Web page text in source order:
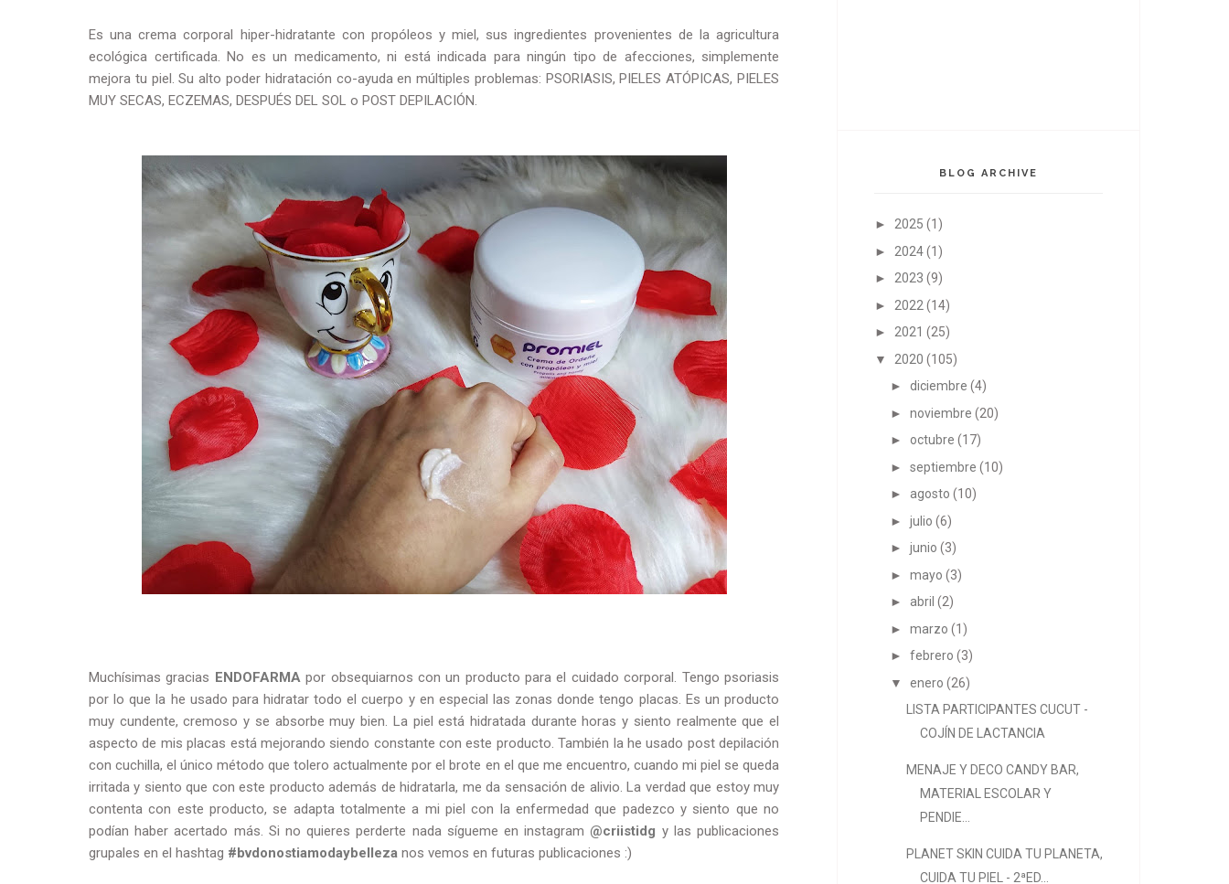
Es una crema corporal hiper-hidratante con propóleos y miel, sus ingredientes provenientes de la agricultura
ecológica certificada. No es un medicamento, ni está indicada para ningún tipo de afecciones, simplemente
mejora tu piel. Su alto poder hidratación co-ayuda en múltiples problemas: PSORIASIS, PIELES ATÓPICAS, PIELES
MUY SECAS, ECZEMAS, DESPUÉS DEL SOL o POST DEPILACIÓN.
Muchísimas gracias ENDOFARMApor obsequiarnos con un producto para el cuidado corporal. Tengo psoriasis
por lo que la he usado para hidratar todo el cuerpo y en especial las zonas donde tengo placas. Es un producto
muy cundente, cremoso y se absorbe muy bien. La piel está hidratada durante horas y siento realmente que el
aspecto de mis placas está mejorando siendo constante con este producto. También la he usado post depilación
con cuchilla, el único método que tolero actualmente por el brote en el que me encuentro, cuando mi piel se queda
irritada y siento que con este producto además de hidratarla, me da sensación de alivio. La verdad que estoy muy
contenta con este producto, se adapta totalmente a mi piel con la enfermedad que padezco y siento que no
podían haber acertado más. Si no quieres perderte nada sígueme en instagram @criistidg y las publicaciones
grupales en el hashtag #bvdonostiamodaybelleza nos vemos en futuras publicaciones :)
BLOG ARCHIVE
► 2025 (1)
► 2024(1)
► 2023 (9)
► 2022 (14)
► 2021 (25)
▼
2020 (105)
► diciembre (4)
► noviembre (20)
► octubre (17)
► septiembre (10)
► agosto (10)
► julio (6)
► junio (3)
► mayo (3)
► abril (2)
► marzo (1)
► febrero (3)
▼
enero (26)
LISTA PARTICIPANTES CUCUT -
COJÍN DE LACTANCIA
MENAJE Y DECO CANDY BAR,
MATERIAL ESCOLAR Y
PENDIE...
PLANET SKIN CUIDA TU PLANETA,
CUIDA TU PIEL - 2ªED...